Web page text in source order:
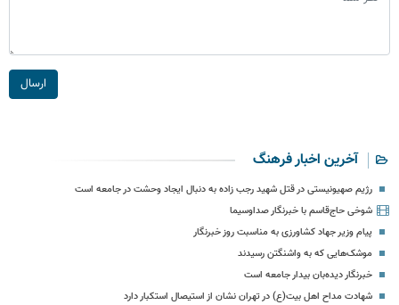
ارسال
آخرین اخبار فرهنگ
رژیم صهیونیستی در قتل شهید رجب زاده به دنبال ایجاد وحشت در جامعه است
شوخی حاج‌قاسم با خبرنگار صداوسیما
پیام وزیر جهاد کشاورزی به مناسبت روز خبرنگار
موشک‌هایی که به واشنگتن رسیدند
خبرنگار دیده‌بان بیدار جامعه است
شهادت مداح اهل بیت(ع) در تهران نشان از استیصال استکبار دارد